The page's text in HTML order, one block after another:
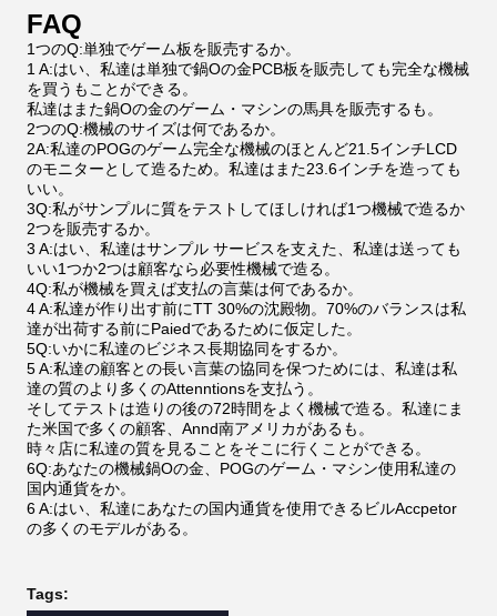
FAQ
1つのQ:単独でゲーム板を販売するか。
1 A:はい、私達は単独で鍋Oの金PCB板を販売しても完全な機械
を買うもことができる。
私達はまた鍋Oの金のゲーム・マシンの馬具を販売するも。
2つのQ:機械のサイズは何であるか。
2A:私達のPOGのゲーム完全な機械のほとんど21.5インチLCD
のモニターとして造るため。私達はまた23.6インチを造っても
いい。
3Q:私がサンプルに質をテストしてほしければ1つ機械で造るか
2つを販売するか。
3 A:はい、私達はサンプル サービスを支えた、私達は送っても
いい1つか2つは顧客なら必要性機械で造る。
4Q:私が機械を買えば支払の言葉は何であるか。
4 A:私達が作り出す前にTT 30%の沈殿物。70%のバランスは私
達が出荷する前にPaiedであるために仮定した。
5Q:いかに私達のビジネス長期協同をするか。
5 A:私達の顧客との長い言葉の協同を保つためには、私達は私
達の質のより多くのAttenntionsを支払う。
そしてテストは造りの後の72時間をよく機械で造る。私達にま
た米国で多くの顧客、Annd南アメリカがあるも。
時々店に私達の質を見ることをそこに行くことができる。
6Q:あなたの機械鍋Oの金、POGのゲーム・マシン使用私達の
国内通貨をか。
6 A:はい、私達にあなたの国内通貨を使用できるビルAccpetor
の多くのモデルがある。
Tags: